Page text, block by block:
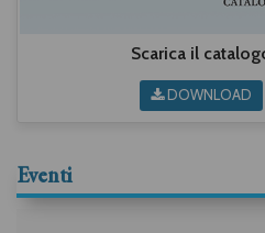
Scarica il
DOWNLOAD
Eventi